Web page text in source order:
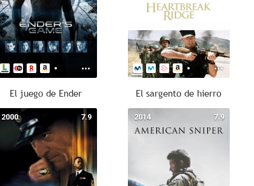
El juego de Ender El sargento de hierro
7.9
2000 7.9
2014